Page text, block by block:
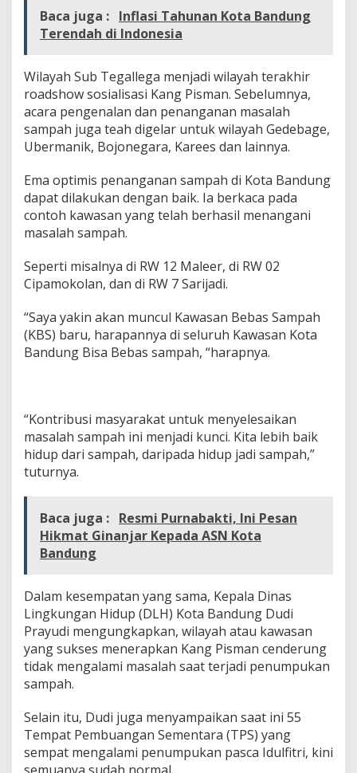
g
p
T
e
r
a
p
n
K
a
i
s
a
n
Baca juga : Inflasi Tahunan Kota Bandung
Terendah di Indonesia
Wilayah Sub Tegallega menjadi wilayah terakhir
roadshow sosialisasi Kang Pisman. Sebelumnya,
acara pengenalan dan penanganan masalah
sampah juga teah digelar untuk wilayah Gedebage,
Ubermanik, Bojonegara, Karees dan lainnya.
Ema optimis penanganan sampah di Kota Bandung
dapat dilakukan dengan baik. Ia berkaca pada
contoh kawasan yang telah berhasil menangani
masalah sampah.
Seperti misalnya di RW 12 Maleer, di RW 02
Cipamokolan, dan di RW 7 Sarijadi.
“Saya yakin akan muncul Kawasan Bebas Sampah
(KBS) baru, harapannya di seluruh Kawasan Kota
Bandung Bisa Bebas sampah, “harapnya.
“Kontribusi masyarakat untuk menyelesaikan
masalah sampah ini menjadi kunci. Kita lebih baik
hidup dari sampah, daripada hidup jadi sampah,”
tuturnya.
Baca juga : Resmi Purnabakti, Ini Pesan
Hikmat Ginanjar Kepada ASN Kota
Bandung
Dalam kesempatan yang sama, Kepala Dinas
Lingkungan Hidup (DLH) Kota Bandung Dudi
Prayudi mengungkapkan, wilayah atau kawasan
yang sukses menerapkan Kang Pisman cenderung
tidak mengalami masalah saat terjadi penumpukan
sampah.
Selain itu, Dudi juga menyampaikan saat ini 55
Tempat Pembuangan Sementara (TPS) yang
sempat mengalami penumpukan pasca Idulfitri, kini